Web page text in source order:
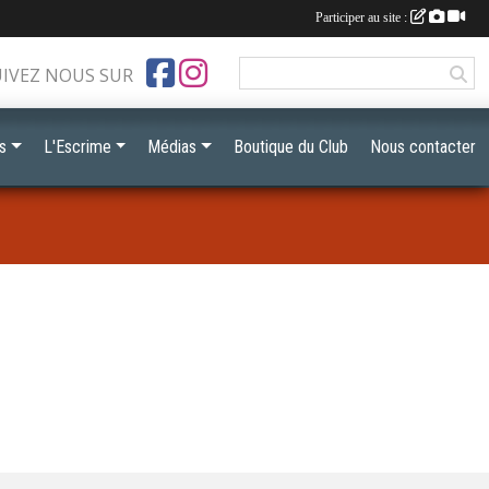
NOUS SUR
L'Escrime Médias Boutique du Club Nous contacter
Participer au site :